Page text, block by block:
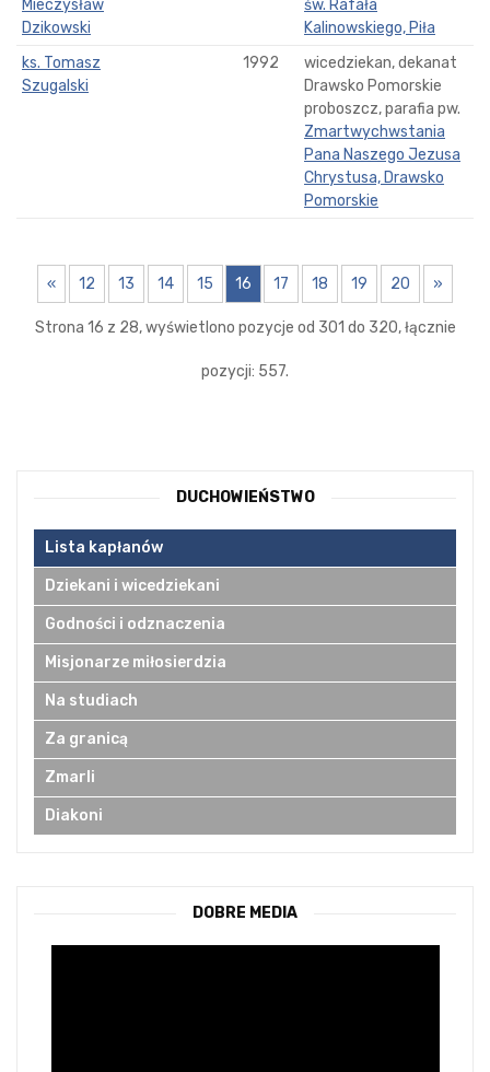
Mieczysław
Dzikowski
św. Rafała
Kalinowskiego, Piła
ks. Tomasz
Szugalski
1992
wicedziekan, dekanat
Drawsko Pomorskie
proboszcz, parafia pw.
Zmartwychwstania
Pana Naszego Jezusa
Chrystusa, Drawsko
Pomorskie
« 12 13 14 15 16 17 18 19 20 »
Strona 16 z 28, wyświetlono pozycje od 301 do 320, łącznie
pozycji: 557.
DUCHOWIEŃSTWO
Lista kapłanów
Dziekani i wicedziekani
Godności i odznaczenia
Misjonarze miłosierdzia
Na studiach
Za granicą
Zmarli
Diakoni
DOBRE MEDIA